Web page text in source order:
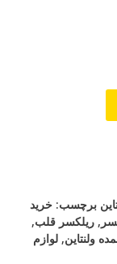
برچسب: خرید
, ریلکسر قلب,
ولنتاین, لوازم